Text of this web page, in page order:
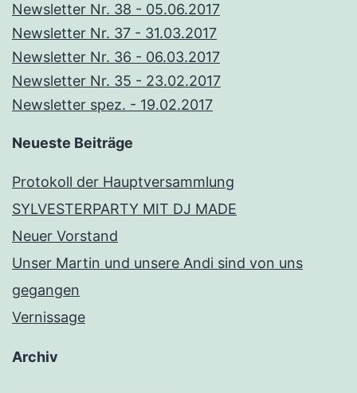
Newsletter Nr. 38 - 05.06.2017
Newsletter Nr. 37 - 31.03.2017
Newsletter Nr. 36 - 06.03.2017
Newsletter Nr. 35 - 23.02.2017
Newsletter spez. - 19.02.2017
Neueste Beiträge
Protokoll der Hauptversammlung
SYLVESTERPARTY MIT DJ MADE
Neuer Vorstand
Unser Martin und unsere Andi sind von uns
gegangen
Vernissage
Archiv